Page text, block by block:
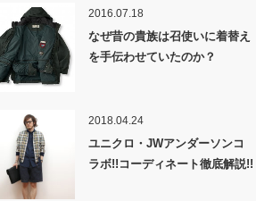
2016.07.18
なぜ昔の貴族は召使いに着替え
を手伝わせていたのか？
2018.04.24
ユニクロ・JWアンダーソンコ
ラボ!!コーディネート徹底解説!!